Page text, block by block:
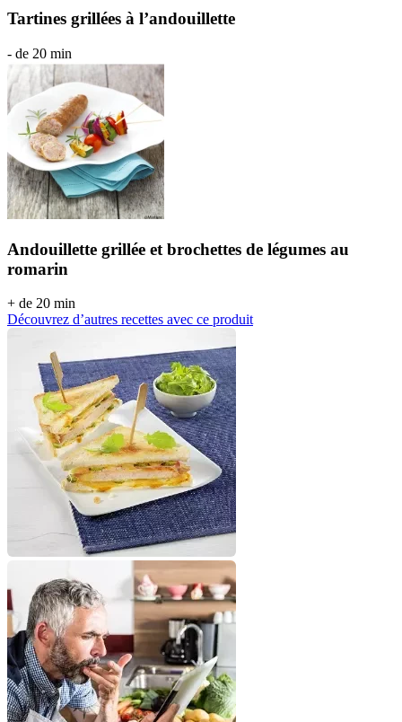
Tartines grillées à l’andouillette
- de 20 min
Andouillette grillée et brochettes de légumes au
romarin
+ de 20 min
Découvrez d’autres recettes avec ce produit